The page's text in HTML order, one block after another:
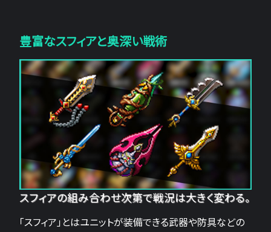
豊富なスフィアと奥深い戦術
スフィアの組み合わせ次第で戦況は大きく変わる。
「スフィア」とはユニットが装備できる武器や防具などの